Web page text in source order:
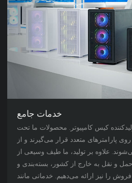
خدمات جامع
کیس کامپیوتر. محصولات ما تحت
پارامترهای متعدد قرار می‌گیرند و از
علاوه بر تولید، ما طیف وسیعی از
و نقل به خارج از کشور، بسته‌بندی و
را نیز ارائه می‌دهیم. خدماتی مانند